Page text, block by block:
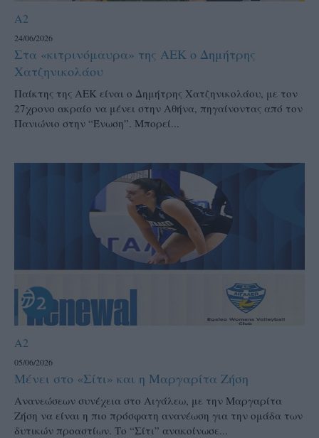
A2
24/06/2026
Στα «κιτρινόμαυρα» της ΑΕΚ ο Δημήτρης
Χατζηνικολάου
Παίκτης της ΑΕΚ είναι ο Δημήτρης Χατζηνικολάου, με τον
27χρονο ακραίο να μένει στην Αθήνα, πηγαίνοντας από τον
Πανιώνιο στην “Ένωση”. Μπορεί...
A2
05/06/2026
Μένει στο «Σίτι» και η Μαργαρίτα Ζήση
Ανανεώσεων συνέχεια στο Αιγάλεω, με την Μαργαρίτα
Ζήση να είναι η πιο πρόσφατη ανανέωση για την ομάδα των
δυτικών προαστίων. Το “Σίτι” ανακοίνωσε...